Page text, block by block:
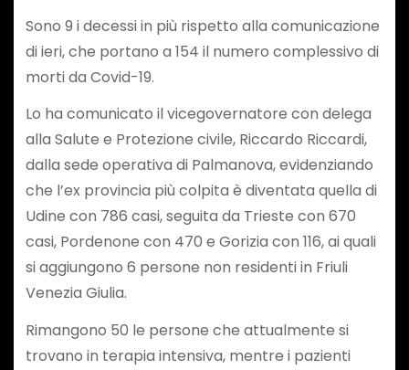
Sono 9 i decessi in più rispetto alla comunicazione
di ieri, che portano a 154 il numero complessivo di
morti da Covid-19.
Lo ha comunicato il vicegovernatore con delega
alla Salute e Protezione civile, Riccardo Riccardi,
dalla sede operativa di Palmanova, evidenziando
che l’ex provincia più colpita è diventata quella di
Udine con 786 casi, seguita da Trieste con 670
casi, Pordenone con 470 e Gorizia con 116, ai quali
si aggiungono 6 persone non residenti in Friuli
Venezia Giulia.
Rimangono 50 le persone che attualmente si
trovano in terapia intensiva, mentre i pazienti